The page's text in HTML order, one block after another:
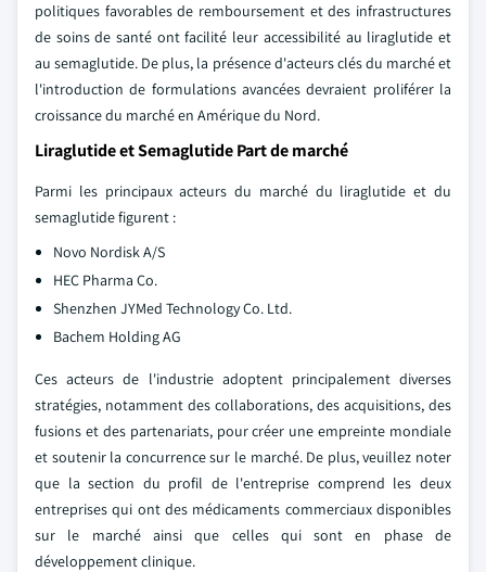
politiques favorables de remboursement et des infrastructures
de soins de santé ont facilité leur accessibilité au liraglutide et
au semaglutide. De plus, la présence d'acteurs clés du marché et
l'introduction de formulations avancées devraient proliférer la
croissance du marché en Amérique du Nord.
Liraglutide et Semaglutide Part de marché
Parmi les principaux acteurs du marché du liraglutide et du
semaglutide figurent :
Novo Nordisk A/S
HEC Pharma Co.
Shenzhen JYMed Technology Co. Ltd.
Bachem Holding AG
Ces acteurs de l'industrie adoptent principalement diverses
stratégies, notamment des collaborations, des acquisitions, des
fusions et des partenariats, pour créer une empreinte mondiale
et soutenir la concurrence sur le marché. De plus, veuillez noter
que la section du profil de l'entreprise comprend les deux
entreprises qui ont des médicaments commerciaux disponibles
sur le marché ainsi que celles qui sont en phase de
développement clinique.